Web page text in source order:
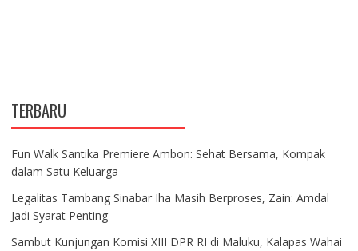
TERBARU
Fun Walk Santika Premiere Ambon: Sehat Bersama, Kompak
dalam Satu Keluarga
Legalitas Tambang Sinabar Iha Masih Berproses, Zain: Amdal
Jadi Syarat Penting
Sambut Kunjungan Komisi XIII DPR RI di Maluku, Kalapas Wahai